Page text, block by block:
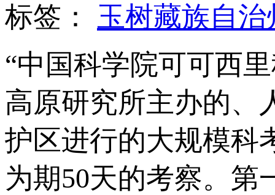
标签： 玉树藏族自治
“中国科学院可可西
高原研究所主办的、
护区进行的大规模科
为期50天的考察。第